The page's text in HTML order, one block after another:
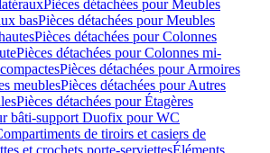
Pièces détachées pour Meubles
basPièces détachées pour Meubles
Pièces détachées pour Colonnes
Pièces détachées pour Colonnes mi-
Pièces détachées pour Armoires
meublesPièces détachées pour Autres
Pièces détachées pour Étagères
bâti-support Duofix pour WC
de tiroirs et casiers de
et crochets porte-serviettesÉléments